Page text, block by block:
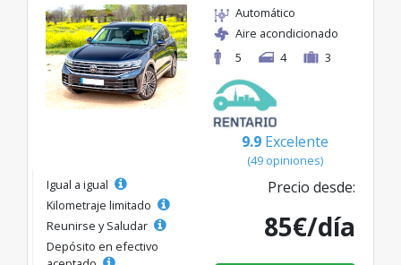
Automático
Aire acondicionado
5
4 3
9.9 Excelente
(49 opiniones)
Igual a igual
Kilometraje limitado
Reunirse y Saludar
Depósito en efectivo
Precio desde:
85€/día